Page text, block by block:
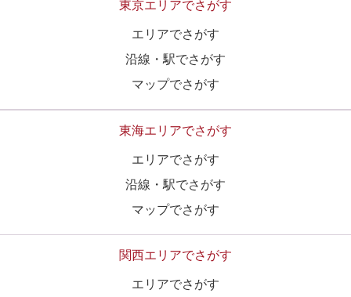
東京エリアでさがす
エリアでさがす
沿線・駅でさがす
マップでさがす
東海エリアでさがす
エリアでさがす
沿線・駅でさがす
マップでさがす
関西エリアでさがす
エリアでさがす